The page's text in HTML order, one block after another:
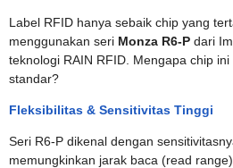
Label RFID hanya sebaik chip yang
menggunakan seri Monza R6-P dari
teknologi RAIN RFID. Mengapa chip
standar?
Fleksibilitas & Sensitivitas Tinggi
Seri R6-P dikenal dengan
memungkinkan jarak baca (read